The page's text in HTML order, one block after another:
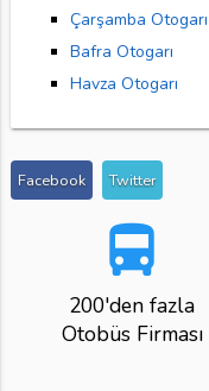
Çarşamba Otogarı
Bafra Otogarı
Havza Otogarı
Facebook Twitter
directions_bus
200'den fazla
Otobüs Firması